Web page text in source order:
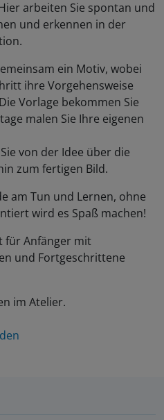
arbeiten Sie spontan und
und erkennen in der
ein Motiv, wobei
ihre Vorgehensweise
Vorlage bekommen Sie
malen Sie Ihre eigenen
von der Idee über die
zum fertigen Bild.
am Tun und Lernen, ohne
wird es Spaß machen!
für Anfänger mit
und Fortgeschrittene
im Atelier.